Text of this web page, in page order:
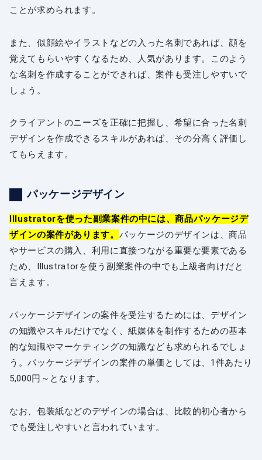
ことが求められます。
また、似顔絵やイラストなどの入った名刺であれば、顔を
覚えてもらいやすくなるため、人気があります。このよう
な名刺を作成することができれば、案件も受注しやすいで
しょう。
クライアントのニーズを正確に把握し、希望に合った名刺
デザインを作成できるスキルがあれば、その分高く評価し
てもらえます。
パッケージデザイン
Illustratorを使った副業案件の中には、商品パッケージデ
ザインの案件があります。 パッケージのデザインは、商品
やサービスの購入、利用に直接つながる重要な要素である
ため、Illustratorを使う副業案件の中でも上級者向けだと
言えます。
パッケージデザインの案件を受注するためには、デザイン
の知識やスキルだけでなく、紙媒体を制作するための基本
的な知識やマーケティングの知識なども求められるでしょ
う。パッケージデザインの案件の単価としては、1件あたり
5,000円～となります。
なお、包装紙などのデザインの場合は、比較的初心者から
でも受注しやすいと言われています。